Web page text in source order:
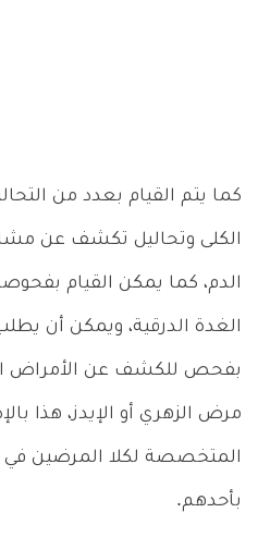
كما يتم القيام بعدد من
الكلى وتحاليل تكشف عن
الدم، كما يمكن القيام
الغدة الدرقية، ويمكن أن
بفحص للكشف عن الأمراض
مرض الزهري أو الإيدز، هذا
المتخصصة لكلا المرضين في
بأحدهم.